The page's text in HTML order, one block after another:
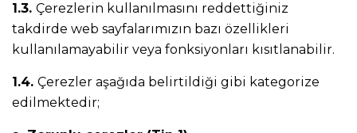
1.3. Çerezlerin kullanılmasını reddettiğiniz
takdirde web sayfalarımızın bazı özellikleri
kullanılamayabilir veya fonksiyonları kısıtlanabilir.
1.4. Çerezler aşağıda belirtildiği gibi kategorize
edilmektedir;